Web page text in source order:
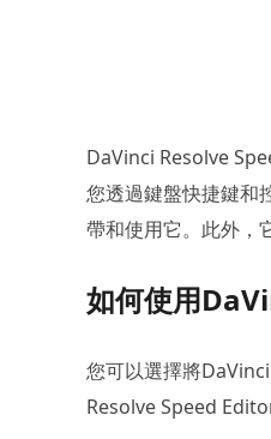
DaVinci Resolve
您透過鍵盤快捷鍵和
帶和使用它。此外，
如何使用
您可以選擇將
Resolve Speed